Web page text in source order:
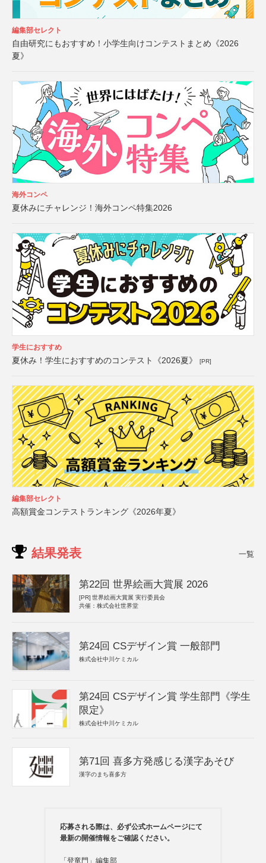
編集部セレクト
自由研究にもおすすめ！小学生向けコンテストまとめ《2026
夏》
海外コンペ
夏休みにチャレンジ！海外コンペ特集2026
学生におすすめ
夏休み！学生におすすめのコンテスト《2026夏》 [PR]
編集部セレクト
高額賞金コンテストランキング《2026年夏》
結果発表 一覧
第22回 世界絵画大賞展 2026
[PR] 世界絵画大賞展 実行委員会
共催：株式会社世界堂
第24回 CSデザイン賞 一般部門
株式会社中川ケミカル
第24回 CSデザイン賞 学生部門《学生
限定》
株式会社中川ケミカル
第71回 喜多方発感じる漢字あそび
漢字のまち喜多方
応募される際は、必ず公式ホームページにて
最新の開催情報をご確認ください。
「登竜門」編集部